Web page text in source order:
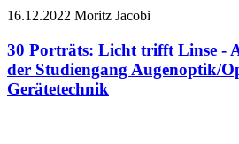
16.12.2022 Moritz Jacobi
30 Porträts: Licht trifft Linse -
der Studiengang Augenoptik/
Gerätetechnik